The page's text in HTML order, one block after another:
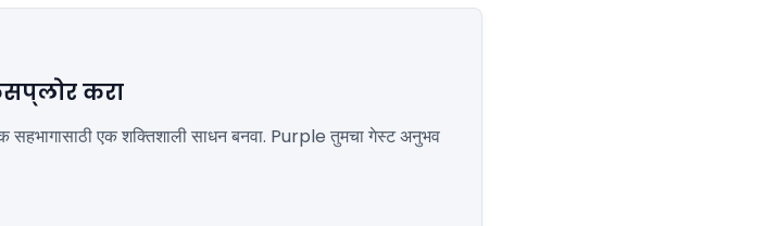
करा
सहभागासाठी एक शक्तिशाली साधन बनवा. Purple तुमचा गेस्ट अनुभव